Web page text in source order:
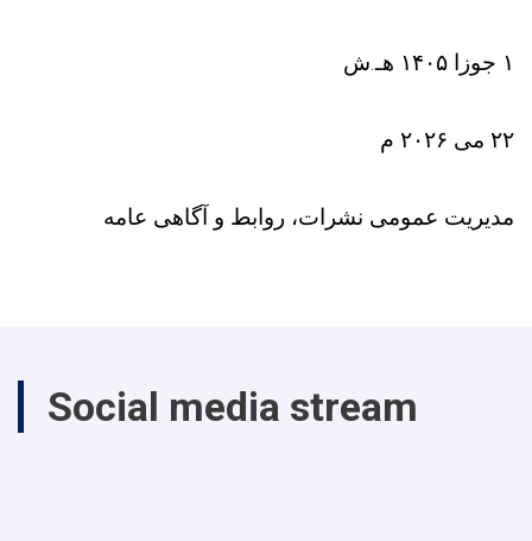
۱ جوزا ۱۴۰۵ هـ.ش
۲۲ می ۲۰۲۶ م
مدیریت عمومی نشرات، روابط و آگاهی‌ عامه
Social media stream